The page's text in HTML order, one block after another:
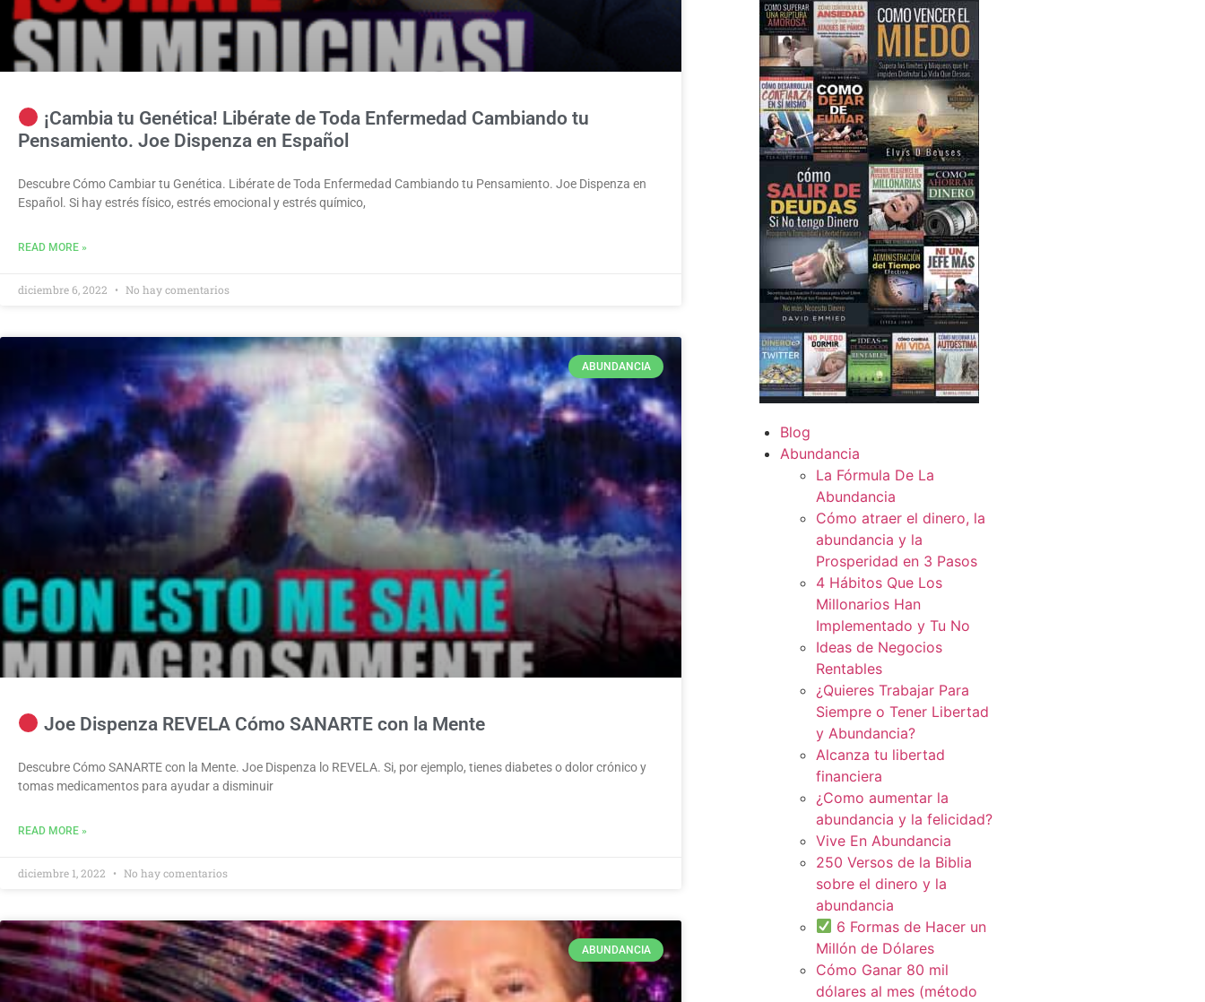
¡Cambia tu Genética! Libérate de Toda Enfermedad Cambiando tu
Pensamiento. Joe Dispenza en Español
Descubre Cómo Cambiar tu Genética. Libérate de Toda Enfermedad Cambiando tu Pensamiento. Joe Dispenza en
Español. Si hay estrés físico, estrés emocional y estrés químico,
READ MORE »
diciembre 6, 2022 No hay comentarios
ABUNDANCIA
Joe Dispenza REVELA Cómo SANARTE con la Mente
Descubre Cómo SANARTE con la Mente. Joe Dispenza lo REVELA. Si, por ejemplo, tienes diabetes o dolor crónico y
tomas medicamentos para ayudar a disminuir
READ MORE »
diciembre 1, 2022 No hay comentarios
ABUNDANCIA
Blog
Abundancia
La Fórmula De La
Abundancia
Cómo atraer el dinero, la
abundancia y la
Prosperidad en 3 Pasos
4 Hábitos Que Los
Millonarios Han
Implementado y Tu No
Ideas de Negocios
Rentables
¿Quieres Trabajar Para
Siempre o Tener Libertad
y Abundancia?
Alcanza tu libertad
financiera
¿Como aumentar la
abundancia y la felicidad?
Vive En Abundancia
250 Versos de la Biblia
sobre el dinero y la
abundancia
6 Formas de Hacer un
Millón de Dólares
Cómo Ganar 80 mil
dólares al mes (método